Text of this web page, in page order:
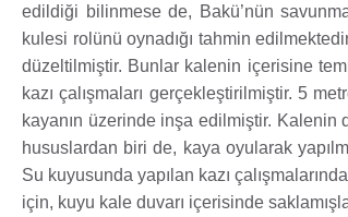
edildiği bilinmese de, Bakü’nün
kulesi rolünü oynadığı tahmin
düzeltilmiştir. Bunlar kalenin içerisine
kazı çalışmaları gerçekleştirilmiştir. 5
kayanın üzerinde inşa edilmiştir. Kalenin
hususlardan biri de, kaya oyularak
Su kuyusunda yapılan kazı
için, kuyu kale duvarı içerisinde